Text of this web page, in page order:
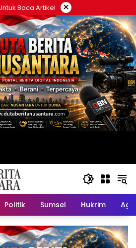
Baca Artikel ×
Politik Sumsel Hukrim